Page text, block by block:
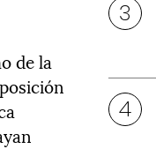
de la